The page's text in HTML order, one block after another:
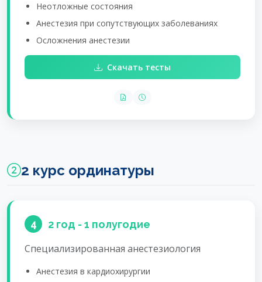
Неотложные состояния
Анестезия при сопутствующих заболеваниях
Осложнения анестезии
Скачать тесты
2 курс ординатуры
4 2 год - 1 полугодие
Специализированная анестезиология
Анестезия в кардиохирургии